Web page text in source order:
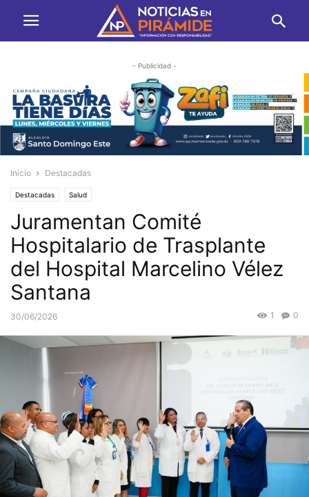
- Publicidad -
Inicio Destacadas
Destacadas Salud
Juramentan Comité
Hospitalario de Trasplante
del Hospital Marcelino Vélez
Santana
30/06/2026 0
1